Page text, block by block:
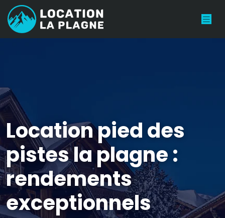
Location pied des
pistes la plagne :
rendements
exceptionnels